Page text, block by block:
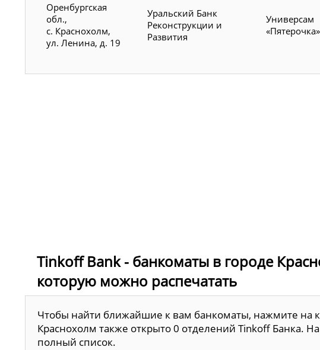
Оренбургская
обл.,
с. Краснохолм,
ул. Ленина, д. 19
Уральский Банк
Реконструкции и
Развития
Универсам
«Пятерочка»
Tinkoff Bank - банкоматы в городе
которую можно распечатать
Чтобы найти ближайшие к вам банкоматы, нажмите на
Краснохолм также открыто 0 отделений Tinkoff Банка.
полный список.